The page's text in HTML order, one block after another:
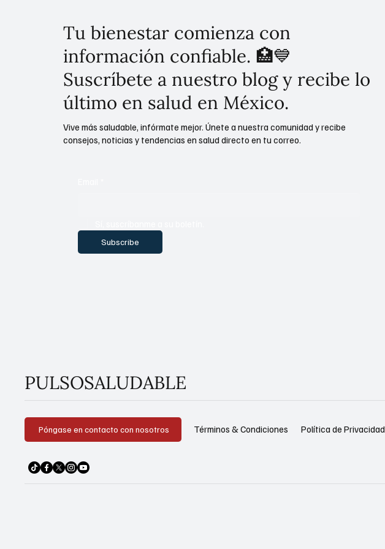
Tu bienestar comienza con
información confiable. 🏥💙
Suscríbete a nuestro blog y recibe lo
último en salud en México.
Subscribe
Vive más saludable, infórmate mejor. Únete a nuestra comunidad y recibe
consejos, noticias y tendencias en salud directo en tu correo.
PULSOSALUDABLE
Póngase en contacto con nosotros Política de Privacidad
Términos & Condiciones